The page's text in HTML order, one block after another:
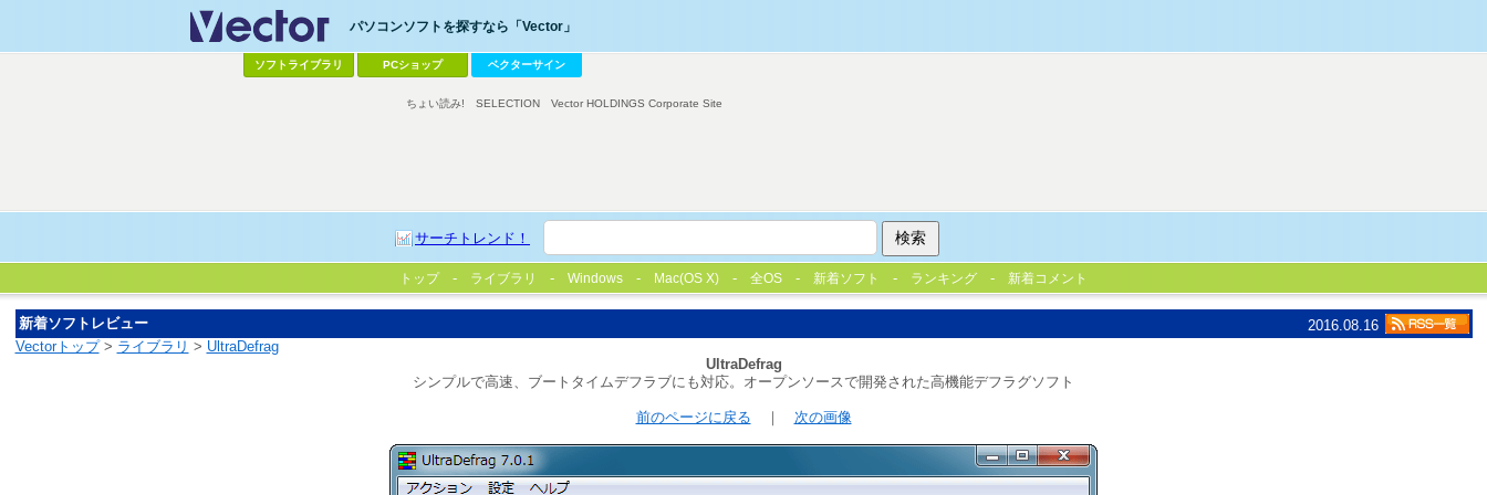
パソコンソフトを探すなら「Vector」
ソフトライブラリ PCショップ ベクターサイン
サーチトレンド！
ちょい読み! SELECTION Vector HOLDINGS Corporate Site
トップ ライブラリ Windows Mac(OS X) 全OS 新着ソフト ランキング 新着コメント
新着ソフトレビュー
2016.08.16
Vectorトップ> ライブラリ > UltraDefrag
UltraDefrag
シンプルで高速、ブートタイムデフラブにも対応。オープンソースで開発された高機能デフラグソフト
前のページに戻る ｜ 次の画像